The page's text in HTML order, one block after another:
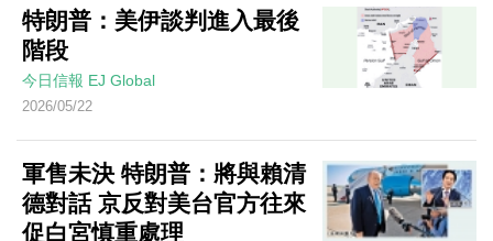
特朗普：美伊談判進入最後
階段
今日信報 EJ Global
2026/05/22
軍售未決 特朗普：將與賴清
德對話 京反對美台官方往來
促白宮慎重處理